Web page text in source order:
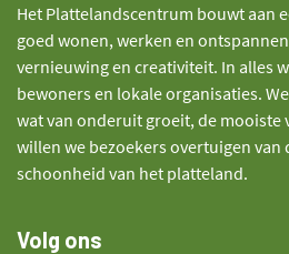
Het Plattelandscentrum bouwt aan
goed wonen, werken en
vernieuwing en creativiteit. In alles
bewoners en lokale organisaties.
wat van onderuit groeit, de mooiste
willen we bezoekers overtuigen van
schoonheid van het platteland.
Volg ons